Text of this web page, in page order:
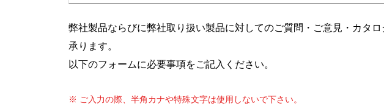
弊社製品ならびに弊社取り扱い製品に対してのご質問・ご意見・カタ
承ります。
以下のフォームに必要事項をご記入ください。
※ ご入力の際、半角カナや特殊文字は使用しないで下さい。